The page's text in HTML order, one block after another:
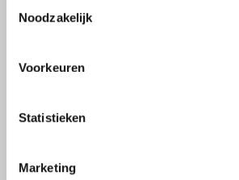
Noodzakelijk
Voorkeuren
Statistieken
Marketing